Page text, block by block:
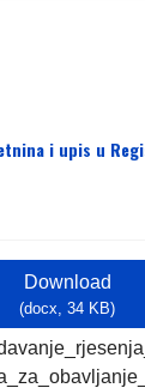
i upis u
Download
(docx,34 KB)